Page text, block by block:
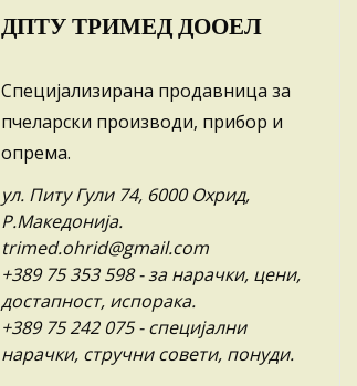
ДПТУ ТРИМЕД ДООЕЛ
Специјализирана продавница за
пчеларски производи, прибор и
опрема.
ул. Питу Гули 74, 6000 Охрид,
Р.Македонија.
trimed.ohrid@gmail.com
+389 75 353 598- за нарачки, цени,
достапност, испорака.
+389 75 242 075- специјални
нарачки, стручни совети, понуди.